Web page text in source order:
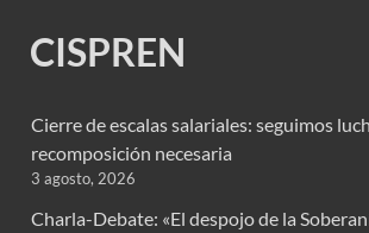
CISPREN
Cierre de escalas salariales: seguimos
recomposición necesaria
3 agosto, 2026
Charla-Debate: «El despojo de la